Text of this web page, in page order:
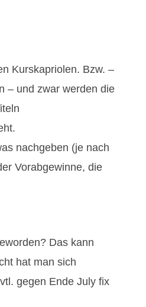
Kurskapriolen. Bzw. –
– und zwar werden die
nachgeben (je nach
Vorabgewinne, die
Das kann
hat man sich
gegen Ende July fix